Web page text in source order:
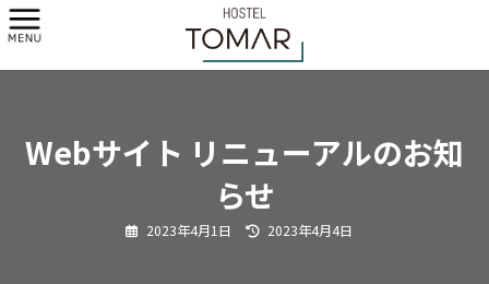
コ
ン
ン
ナ
ビ
ー
Webサイト リニューアルのお知
らせ
2023年4月1日 最
終
2023年4月4日